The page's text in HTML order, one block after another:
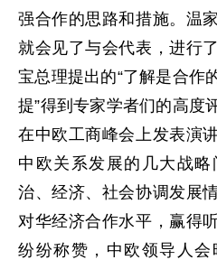
强合作的思路和措施。温
就会见了与会代表，进行
宝总理提出的“了解是合作
提”得到专家学者们的高度
在中欧工商峰会上发表演
中欧关系发展的几大战
治、经济、社会协调发展
对华经济合作水平，赢得
纷纷称赞，中欧领导人